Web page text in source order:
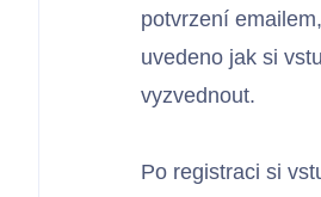
potvrzení
uvedeno jak si
vyzvednout.
Po registraci si